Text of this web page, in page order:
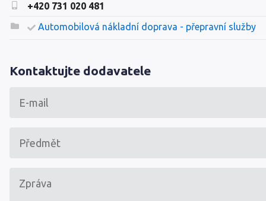
+420 731 020 481
Automobilová nákladní doprava - přepravní služby
Kontaktujte dodavatele